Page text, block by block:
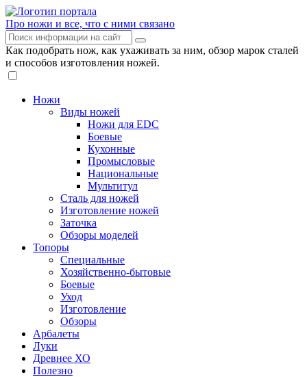
Про ножи и все, что с ними связано
Как подобрать нож, как ухаживать за ним, обзор марок сталей
и способов изготовления ножей.
Ножи
Виды ножей
Ножи для EDC
Боевые
Кухонные
Промысловые
Национальные
Мультитул
Сталь для ножей
Изготовление ножей
Заточка
Обзоры моделей
Топоры
Специальные
Хозяйственно-бытовые
Боевые
Уход
Изготовление
Обзоры
Арбалеты
Луки
Древнее ХО
Полезно